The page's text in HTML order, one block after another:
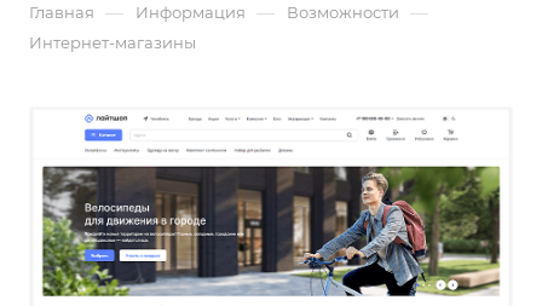
Главная — Информация — Возможности —
Интернет-магазины